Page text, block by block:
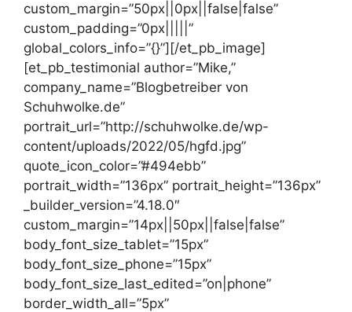
custom_margin=”50px||0px||false|false”
custom_padding=”0px|||||”
global_colors_info=”{}”][/et_pb_image]
[et_pb_testimonial author=”Mike,”
company_name=”Blogbetreiber von
Schuhwolke.de”
portrait_url=”http://schuhwolke.de/wp-
content/uploads/2022/05/hgfd.jpg”
quote_icon_color=”#494ebb”
portrait_width=”136px” portrait_height=”136px”
_builder_version=”4.18.0″
custom_margin=”14px||50px||false|false”
body_font_size_tablet=”15px”
body_font_size_phone=”15px”
body_font_size_last_edited=”on|phone”
border_width_all=”5px”